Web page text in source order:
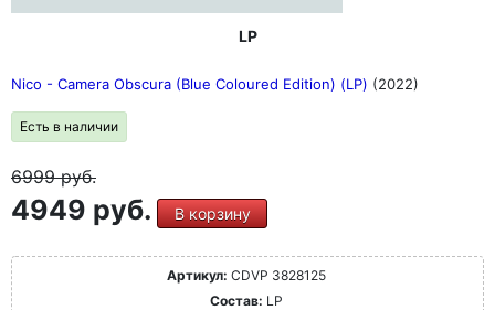
LP
Nico - Camera Obscura (Blue Coloured Edition) (LP) (2022)
Есть в наличии
6999руб.
4949 руб. В корзину
Артикул: CDVP 3828125
Состав: LP